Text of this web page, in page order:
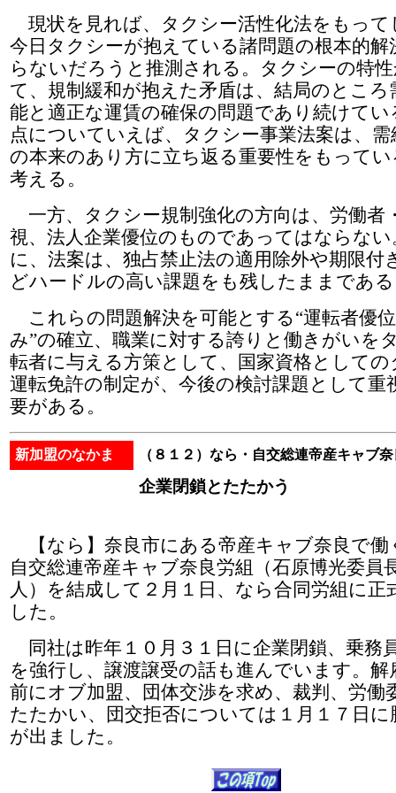
現状を見れば、タクシー活性化法をもって
今日タクシーが抱えている諸問題の根本的解
らないだろうと推測される。タクシーの特
て、規制緩和が抱えた矛盾は、結局のところ
能と適正な運賃の確保の問題であり続けてい
点についていえば、タクシー事業法案は、需
の本来のあり方に立ち返る重要性をもって
考える。
一方、タクシー規制強化の方向は、労働者
視、法人企業優位のものであってはならな
に、法案は、独占禁止法の適用除外や期限付
どハードルの高い課題をも残したままであ
これらの問題解決を可能とする“運転者優
み”の確立、職業に対する誇りと働きがいを
転者に与える方策として、国家資格としての
運転免許の制定が、今後の検討課題として重
要がある。
新加盟のなかま （８１２）なら・自交総連帝産キャブ
企業閉鎖とたたかう
【なら】奈良市にある帝産キャブ奈良で働
自交総連帝産キャブ奈良労組（石原博光委員
人）を結成して２月１日、なら合同労組に正
した。
同社は昨年１０月３１日に企業閉鎖、乗務
を強行し、譲渡譲受の話も進んでいます。解
前にオブ加盟、団体交渉を求め、裁判、労働
たたかい、団交拒否については１月１７日に
が出ました。